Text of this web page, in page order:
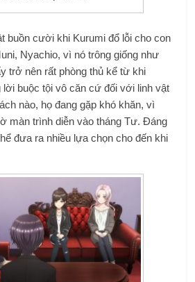
buồn cười khi Kurumi đổ lỗi cho con
Nyachio, vì nó trông giống như
trở nên rất phòng thủ kể từ khi
buộc tội vô căn cứ đối với linh vật
nào, họ đang gặp khó khăn, vì
màn trình diễn vào tháng Tư. Đáng
đưa ra nhiều lựa chọn cho đến khi